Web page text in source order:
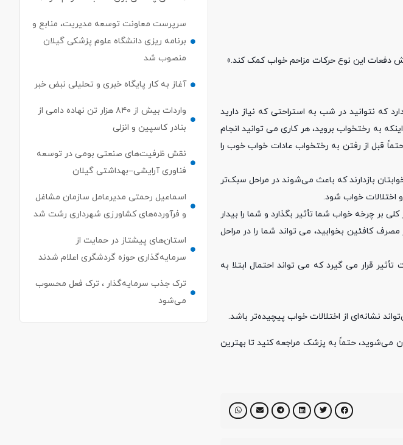
دفعات این نوع حرکات مزاحم خواب کمک کند.»
نتوانید در شب به استراحتی که نیاز دارید
به رختخواب بروید، هر کاری می توانید انجام
قبل از رفتن به رختخواب عادات خواب خوب را
بازدارند که باعث می‌شوند در مراحل سبک‌تر
اختلالات خواب شود.
چرخه خواب شما تأثیر بگذارد و شما را بیدار
کافئین بخوابید، می تواند شما را در مراحل
قرار می گیرد که می تواند احتمال ابتلا به
نشانه‌ای از اختلالات خواب پیچیده‌تر باشد.
می‌شوید، حتماً به پزشک مراجعه کنید تا بهترین
سرپرست معاونت توسعه مدیریت، منابع و
برنامه ریزی دانشگاه علوم پزشکی گیلان
منصوب شد
آغاز به کار پایگاه خبری و تحلیلی نبض خبر
واردات بیش از ۸۴۰ هزار تن نهاده دامی از
بنادر كاسپین و انزلی
نقش ظرفیت‌های صنعتی بومی در توسعه
فناوری آرایشی–بهداشتی گیلان
اسماعیل رحمتی مدیرعامل سازمان مشاغل
و فرآورده‌های کشاورزی شهرداری رشت شد
استان‌های پیشتاز در حمایت از
سرمایه‌گذاری حوزه گردشگری اعلام شدند
ترک جذب سرمایه‌گذار ، ترک فعل محسوب
می‌شود